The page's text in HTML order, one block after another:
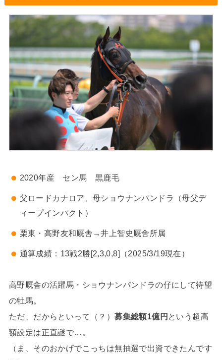
2020年産 セン馬 黒鹿毛
父ロードカナロア、母ショウナンパンドラ（母父デ
ィープインパクト）
栗東・高野友和厩舎→井上智史厩舎所属
通算成績：13戦2勝[2,3,0,8]（2025/3/19現在）
高野厩舎の活躍馬・ショウナンパンドラの仔にして待望
の牡馬。
ただ、だからといって（？）募集総額1億円 という超高
額設定は正直謎で…。
（ま、そのおかげでこっちは無抽選で出資できたんです